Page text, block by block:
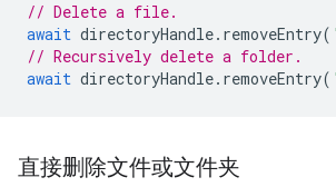
// Delete a file.
await directoryHandle. removeEntry(
// Recursively delete a folder.
await directoryHandle. removeEntry(
直接删除文件或文件夹